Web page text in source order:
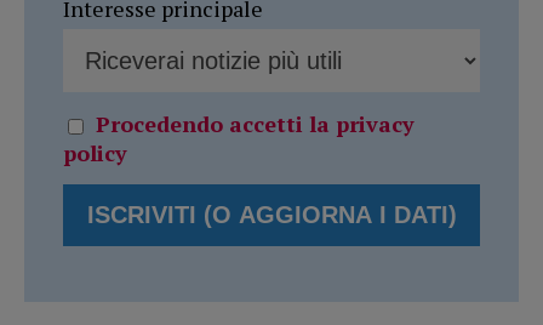
Interesse principale
Procedendo accetti la privacy
policy